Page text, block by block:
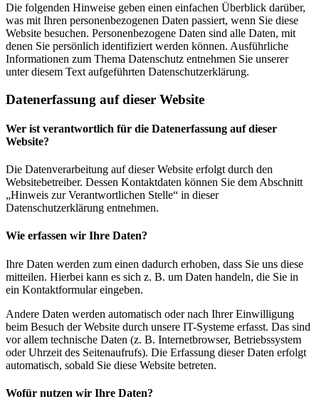
Die folgenden Hinweise geben einen einfachen Überblick darüber,
was mit Ihren personenbezogenen Daten passiert, wenn Sie diese
Website besuchen. Personenbezogene Daten sind alle Daten, mit
denen Sie persönlich identifiziert werden können. Ausführliche
Informationen zum Thema Datenschutz entnehmen Sie unserer
unter diesem Text aufgeführten Datenschutzerklärung.
Datenerfassung auf dieser Website
Wer ist verantwortlich für die Datenerfassung auf dieser
Website?
Die Datenverarbeitung auf dieser Website erfolgt durch den
Websitebetreiber. Dessen Kontaktdaten können Sie dem Abschnitt
„Hinweis zur Verantwortlichen Stelle“ in dieser
Datenschutzerklärung entnehmen.
Wie erfassen wir Ihre Daten?
Ihre Daten werden zum einen dadurch erhoben, dass Sie uns diese
mitteilen. Hierbei kann es sich z. B. um Daten handeln, die Sie in
ein Kontaktformular eingeben.
Andere Daten werden automatisch oder nach Ihrer Einwilligung
beim Besuch der Website durch unsere IT-Systeme erfasst. Das sind
vor allem technische Daten (z. B. Internetbrowser, Betriebssystem
oder Uhrzeit des Seitenaufrufs). Die Erfassung dieser Daten erfolgt
automatisch, sobald Sie diese Website betreten.
Wofür nutzen wir Ihre Daten?